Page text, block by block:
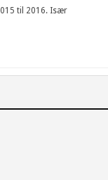
til 2016. Især